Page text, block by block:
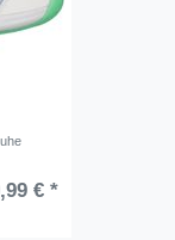
€ *